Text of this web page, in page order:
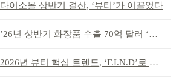
다이소몰 상반기 결산, ‘뷰티’가 이끌었다
’26년 상반기 화장품 수출 70억 달러 ‘역대 최고’
2026년 뷰티 핵심 트렌드, ‘F.I.N.D’로 읽는다